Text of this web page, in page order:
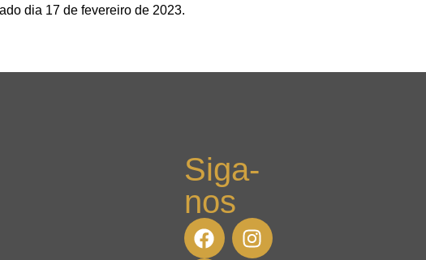
dia 17 de fevereiro de 2023.
Siga-
nos